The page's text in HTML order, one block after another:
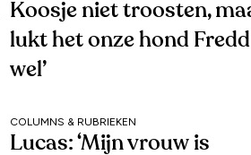
Koosje niet troosten,
lukt het onze hond
wel’
COLUMNS & RUBRIEKEN
Lucas: ‘Mijn vrouw is